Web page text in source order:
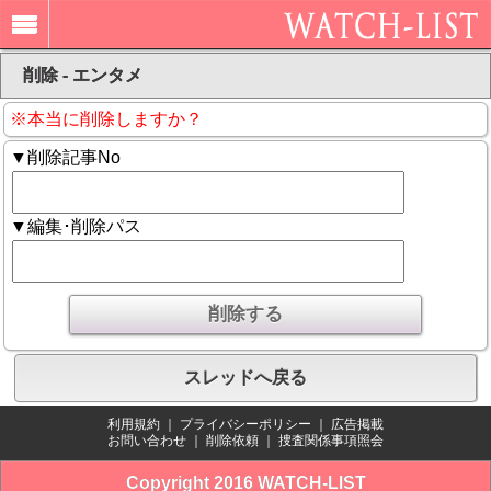
削除 - エンタメ
※本当に削除しますか？
▼削除記事No
▼編集･削除パス
スレッドへ戻る
利用規約 プライバシーポリシー
広告掲載
お問い合わせ
削除依頼 捜査関係事項照会
Copyright 2016 WATCH-LIST